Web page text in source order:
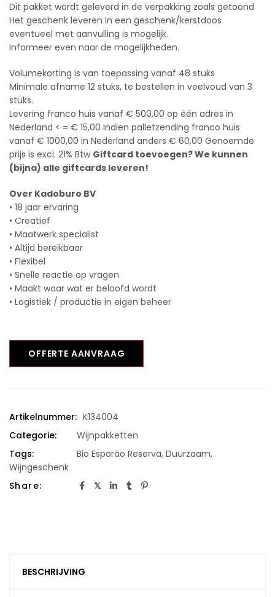
Dit pakket wordt geleverd in de verpakking zoals getoond.
Het geschenk leveren in een geschenk/kerstdoos
eventueel met aanvulling is mogelijk.
Informeer even naar de mogelijkheden.
Volumekorting is van toepassing vanaf 48 stuks
Minimale afname 12 stuks, te bestellen in veelvoud van 3
stuks.
Levering franco huis vanaf € 500,00 op één adres in
Nederland < = € 15,00 Indien palletzending franco huis
vanaf € 1000,00 in Nederland anders € 60,00 Genoemde
prijs is excl. 21% Btw Giftcard toevoegen? We kunnen
(bijna) alle giftcards leveren!
Over Kadoburo BV
• 18 jaar ervaring
• Creatief
• Maatwerk specialist
• Altijd bereikbaar
• Flexibel
• Snelle reactie op vragen
• Maakt waar wat er beloofd wordt
• Logistiek / productie in eigen beheer
OFFERTE AANVRAAG
Artikelnummer: K134004
Categorie:
Wijnpakketten
Tags:
Bio Esporão Reserva, Duurzaam,
Wijngeschenk
Share:
BESCHRIJVING